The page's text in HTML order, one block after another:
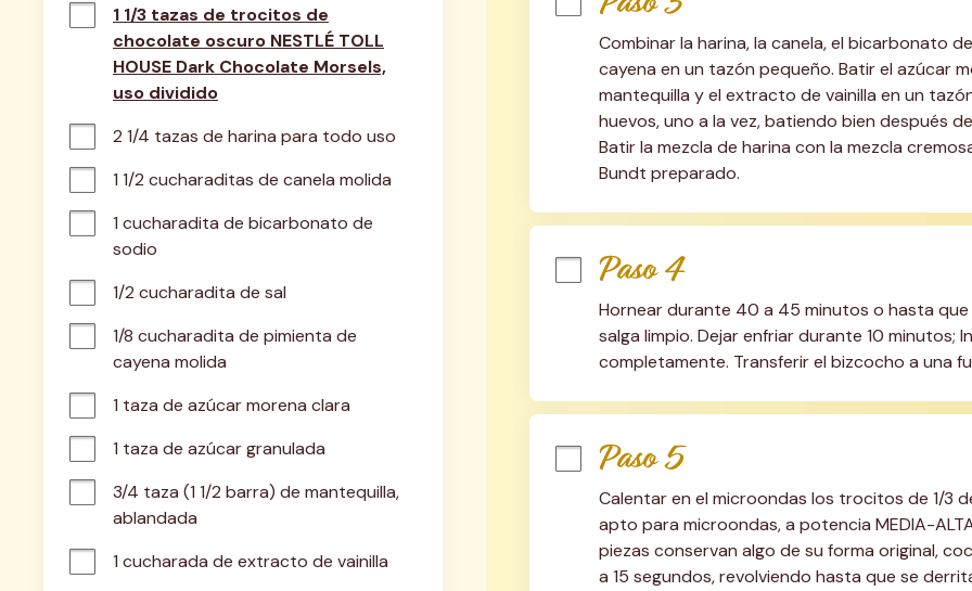
1 1/3 tazas de trocitos de
chocolate oscuro NESTLÉ TOLL
HOUSE Dark Chocolate Morsels,
uso dividido
2 1/4 tazas de harina para todo uso
1 1/2 cucharaditas de canela molida
1 cucharadita de bicarbonato de
sodio
1/2 cucharadita de sal
1/8 cucharadita de pimienta de
cayena molida
1 taza de azúcar morena clara
1 taza de azúcar granulada
3/4 taza (1 1/2 barra) de mantequilla,
ablandada
1 cucharada de extracto de vainilla
Combinar la harina, la canela, el bicarbonato
cayena en un tazón pequeño. Batir el azúcar
mantequilla y el extracto de vainilla en un
huevos, uno a la vez, batiendo bien después
Batir la mezcla de harina con la mezcla
Bundt preparado.
Paso 4
Hornear durante 40 a 45 minutos o hasta
salga limpio. Dejar enfriar durante 10 minutos;
completamente. Transferir el bizcocho a una
Paso 5
Calentar en el microondas los trocitos de 1/3
apto para microondas, a potencia MEDIA-
piezas conservan algo de su forma original,
a 15 segundos, revolviendo hasta que se